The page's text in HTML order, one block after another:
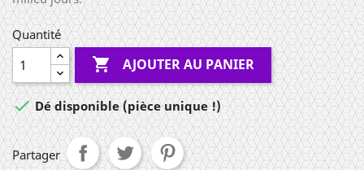
Quantité
 AJOUTER AU PANIER
Dé disponible (pièce unique !)
Partager